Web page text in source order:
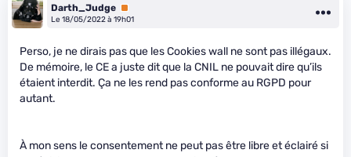
Darth_Judge Premium
Le 18/05/2022 à 19h01
Perso, je ne dirais pas que les Cookies wall ne sont pas illégaux.
De mémoire, le CE a juste dit que la CNIL ne pouvait dire qu’ils
étaient interdit. Ça ne les rend pas conforme au RGPD pour
autant.
À mon sens le consentement ne peut pas être libre et éclairé si